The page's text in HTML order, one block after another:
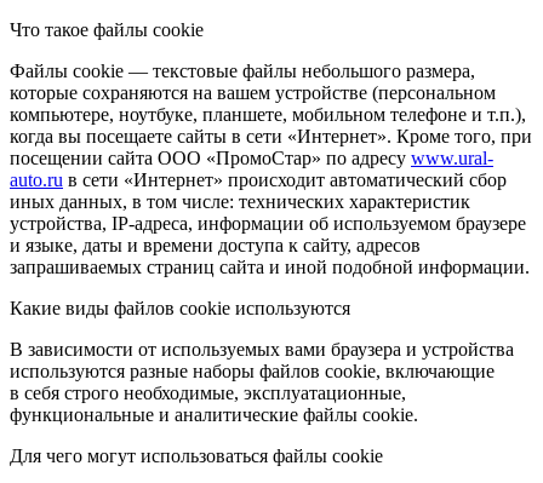
Что такое файлы cookie
Файлы cookie — текстовые файлы небольшого размера,
которые сохраняются на вашем устройстве (персональном
компьютере, ноутбуке, планшете, мобильном телефоне и т.п.),
когда вы посещаете сайты в сети «Интернет». Кроме того, при
посещении сайта ООО «ПромоСтар» по адресу www.ural-
auto.ru в сети «Интернет» происходит автоматический сбор
иных данных, в том числе: технических характеристик
устройства, IP-адреса, информации об используемом браузере
и языке, даты и времени доступа к сайту, адресов
запрашиваемых страниц сайта и иной подобной информации.
Какие виды файлов cookie используются
В зависимости от используемых вами браузера и устройства
используются разные наборы файлов cookie, включающие
в себя строго необходимые, эксплуатационные,
функциональные и аналитические файлы cookie.
Для чего могут использоваться файлы cookie